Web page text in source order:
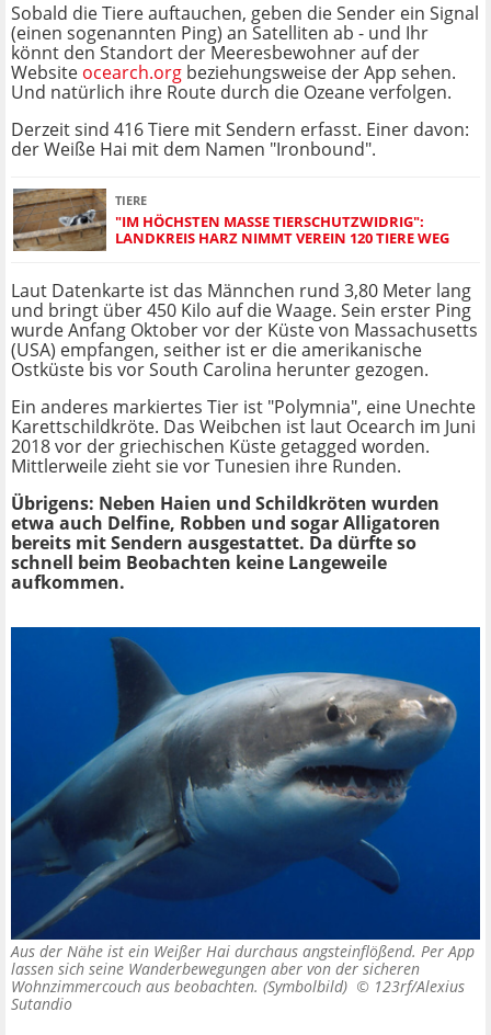
Sobald die Tiere auftauchen, geben die Sender ein Signal
(einen sogenannten Ping) an Satelliten ab - und Ihr
könnt den Standort der Meeresbewohner auf der
Website ocearch.org beziehungsweise der App sehen.
Und natürlich ihre Route durch die Ozeane verfolgen.
Derzeit sind 416 Tiere mit Sendern erfasst. Einer davon:
der Weiße Hai mit dem Namen "Ironbound".
TIERE
"IM HÖCHSTEN MASSE TIERSCHUTZWIDRIG": L
ANDKREIS HARZ NIMMT VEREIN 120 TIERE WEG
Laut Datenkarte ist das Männchen rund 3,80 Meter lang
und bringt über 450 Kilo auf die Waage. Sein erster Ping
wurde Anfang Oktober vor der Küste von Massachusetts
(USA) empfangen, seither ist er die amerikanische
Ostküste bis vor South Carolina herunter gezogen.
Ein anderes markiertes Tier ist "Polymnia", eine Unechte
Karettschildkröte. Das Weibchen ist laut Ocearch im Juni
2018 vor der griechischen Küste getagged worden.
Mittlerweile zieht sie vor Tunesien ihre Runden.
Übrigens: Neben Haien und Schildkröten wurden
etwa auch Delfine, Robben und sogar Alligatoren
bereits mit Sendern ausgestattet. Da dürfte so
schnell beim Beobachten keine Langeweile
aufkommen.
Aus der Nähe ist ein Weißer Hai durchaus angsteinflößend. Per App
lassen sich seine Wanderbewegungen aber von der sicheren
Wohnzimmercouch aus beobachten. (Symbolbild) © 123rf/Alexius
Sutandio